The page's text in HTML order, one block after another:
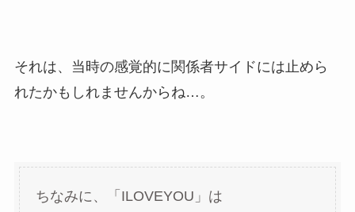
それは、当時の感覚的に関係者サイドには止めら
れたかもしれませんからね…。
ちなみに、「ILOVEYOU」は